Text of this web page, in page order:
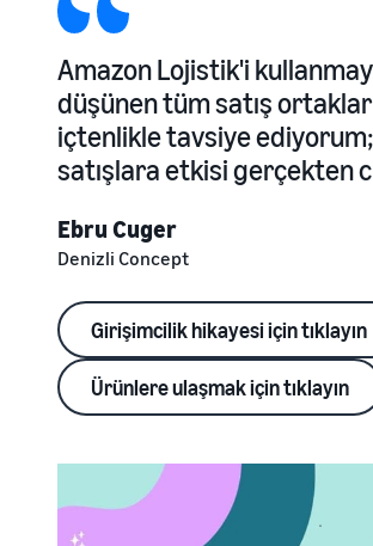
Amazon Lojistik'i
düşünen tüm satış
içtenlikle tavsiye ediyorum;
satışlara etkisi gerçekten
Ebru Cuger
Denizli Concept
Girişimcilik hikayesi için tıklayın
Ürünlere ulaşmak için tıklayın